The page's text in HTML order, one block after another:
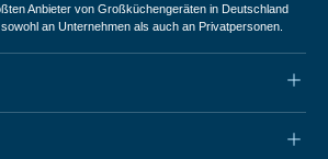
Anbieter von Großküchengeräten in Deutschland
an Unternehmen als auch an Privatpersonen.